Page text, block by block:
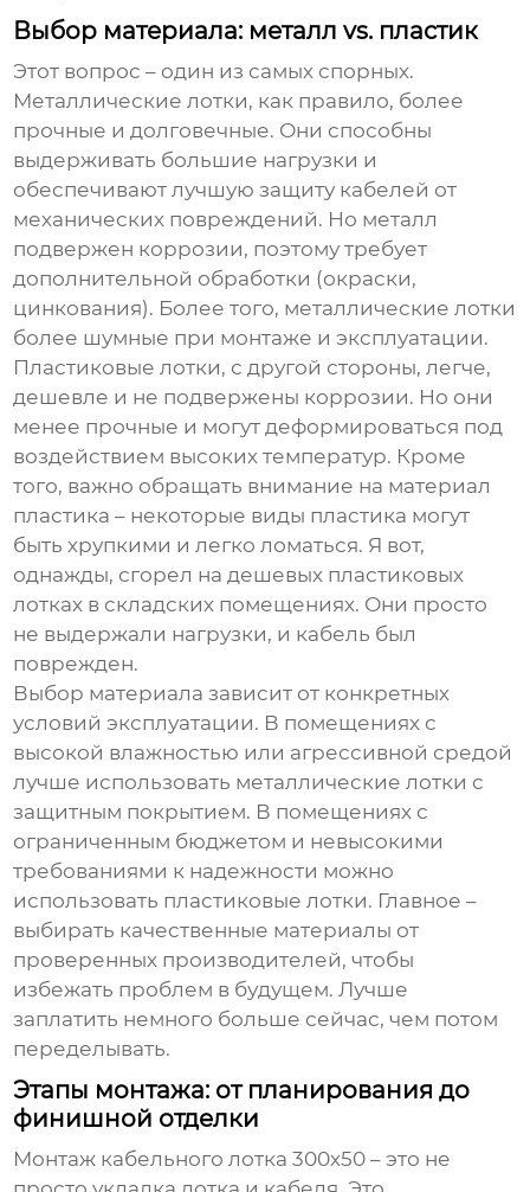
Выбор материала: металл vs. пластик
Этот вопрос – один из самых спорных.
Металлические лотки, как правило, более
прочные и долговечные. Они способны
выдерживать большие нагрузки и
обеспечивают лучшую защиту кабелей от
механических повреждений. Но металл
подвержен коррозии, поэтому требует
дополнительной обработки (окраски,
цинкования). Более того, металлические лотки
более шумные при монтаже и эксплуатации.
Пластиковые лотки, с другой стороны, легче,
дешевле и не подвержены коррозии. Но они
менее прочные и могут деформироваться под
воздействием высоких температур. Кроме
того, важно обращать внимание на материал
пластика – некоторые виды пластика могут
быть хрупкими и легко ломаться. Я вот,
однажды, сгорел на дешевых пластиковых
лотках в складских помещениях. Они просто
не выдержали нагрузки, и кабель был
поврежден.
Выбор материала зависит от конкретных
условий эксплуатации. В помещениях с
высокой влажностью или агрессивной средой
лучше использовать металлические лотки с
защитным покрытием. В помещениях с
ограниченным бюджетом и невысокими
требованиями к надежности можно
использовать пластиковые лотки. Главное –
выбирать качественные материалы от
проверенных производителей, чтобы
избежать проблем в будущем. Лучше
заплатить немного больше сейчас, чем потом
переделывать.
Этапы монтажа: от планирования до
финишной отделки
Монтаж кабельного лотка 300х50 – это не